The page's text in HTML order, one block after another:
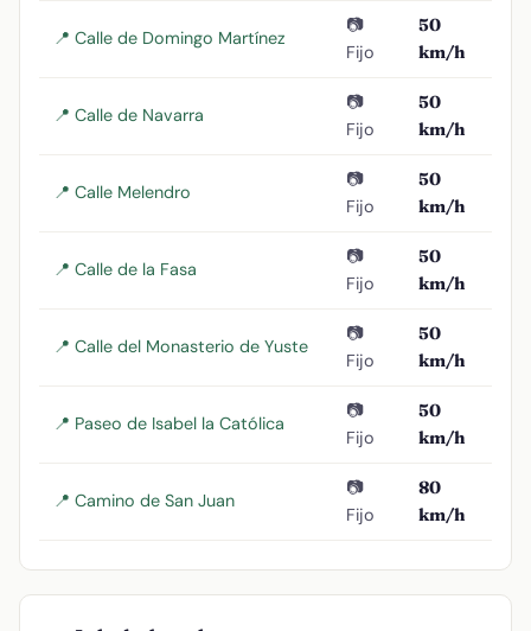
📍 Calle de Domingo Martínez
📷
Fijo
50
km/h
📍 Calle de Navarra
📷
Fijo
50
km/h
📍 Calle Melendro
📷
Fijo
50
km/h
📍 Calle de la Fasa
📷
Fijo
50
km/h
📍 Calle del Monasterio de Yuste
📷
Fijo
50
km/h
📍 Paseo de Isabel la Católica
📷
Fijo
50
km/h
📍 Camino de San Juan
📷
Fijo
80
km/h